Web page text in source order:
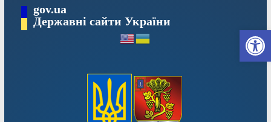
вмісту
gov.ua
Державні сайти України